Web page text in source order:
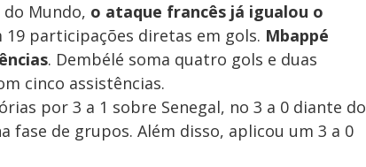
Mundo, o ataque francês já igualou o
19 participações diretas em gols. Mbappé
. Dembélé soma quatro gols e duas
cinco assistências.
por 3 a 1 sobre Senegal, no 3 a 0 diante do
fase de grupos. Além disso, aplicou um 3 a 0